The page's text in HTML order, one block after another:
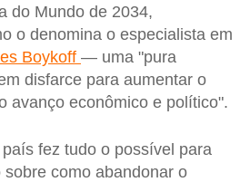
do Mundo de 2034,
o denomina o especialista em
Boykoff — uma "pura
disfarce para aumentar o
avanço econômico e político".
fez tudo o possível para
como abandonar o